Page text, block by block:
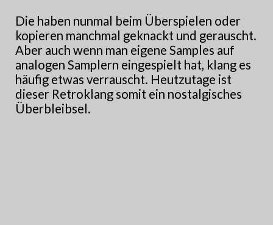
Die haben nunmal beim Überspielen oder
kopieren manchmal geknackt und gerauscht.
Aber auch wenn man eigene Samples auf
analogen Samplern eingespielt hat, klang es
häufig etwas verrauscht. Heutzutage ist
dieser Retroklang somit ein nostalgisches
Überbleibsel.